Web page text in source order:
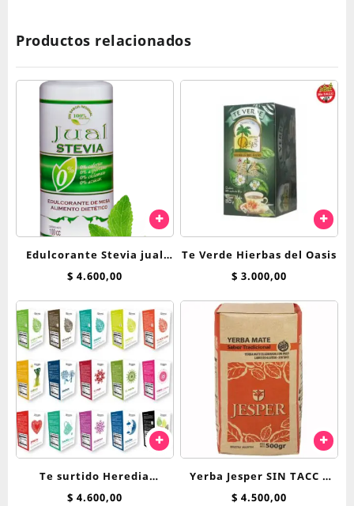
Productos relacionados
Edulcorante Stevia jual
125cc liquida
$ 4.600,00
Te Verde Hierbas del Oasis
$ 3.000,00
Te surtido Heredia
Bienestar saquitos
$ 4.600,00
Yerba Jesper SIN TACC x
500 g
$ 4.500,00